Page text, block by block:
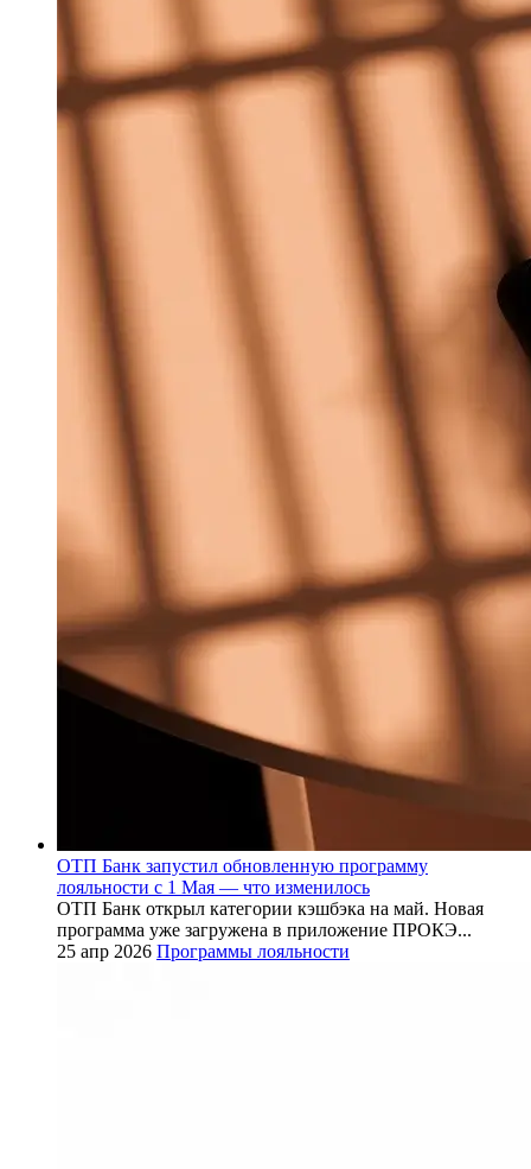
ОТП Банк запустил обновленную программу
лояльности с 1 Мая — что изменилось
ОТП Банк открыл категории кэшбэка на май. Новая
программа уже загружена в приложение ПРОКЭ...
25 апр 2026 Программы лояльности